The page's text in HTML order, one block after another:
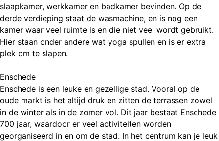
slaapkamer, werkkamer en badkamer bevinden. Op de
derde verdieping staat de wasmachine, en is nog een
kamer waar veel ruimte is en die niet veel wordt gebruikt.
Hier staan onder andere wat yoga spullen en is er extra
plek om te slapen.
Enschede
Enschede is een leuke en gezellige stad. Vooral op de
oude markt is het altijd druk en zitten de terrassen zowel
in de winter als in de zomer vol. Dit jaar bestaat Enschede
700 jaar, waardoor er veel activiteiten worden
georganiseerd in en om de stad. In het centrum kan je leuk